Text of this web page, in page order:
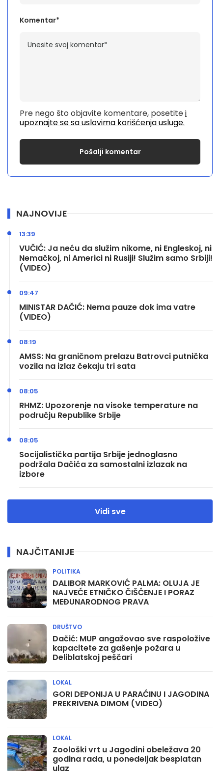
Komentar*
Pre nego što objavite komentare, posetitei
upoznajte se sa uslovima korišćenja usluge.
NAJNOVIJE
VUČIĆ: Ja neću da služim nikome, ni Engleskoj, ni
Nemačkoj, ni Americi ni Rusiji! Služim samo Srbiji!
(VIDEO)
13:39
MINISTAR DAČIĆ: Nema pauze dok ima vatre
(VIDEO)
09:47
AMSS: Na graničnom prelazu Batrovci putnička
vozila na izlaz čekaju tri sata
08:19
RHMZ: Upozorenje na visoke temperature na
području Republike Srbije
08:05
Socijalistička partija Srbije jednoglasno
podržala Dačića za samostalni izlazak na
izbore
08:05
Vidi sve
NAJČITANIJE
DALIBOR MARKOVIĆ PALMA: OLUJA JE
NAJVEĆE ETNIČKO ČIŠĆENJE I PORAZ
MEĐUNARODNOG PRAVA
POLITIKA
Dačić: MUP angažovao sve raspoložive
kapacitete za gašenje požara u
Deliblatskoj peščari
DRUŠTVO
GORI DEPONIJA U PARAĆINU I JAGODINA
PREKRIVENA DIMOM (VIDEO)
LOKAL
Zoološki vrt u Jagodini obeležava 20
godina rada, u ponedeljak besplatan
ulaz
LOKAL